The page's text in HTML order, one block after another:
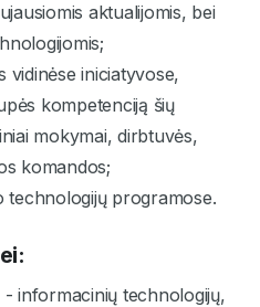
aktualijomis, bei
vidinėse iniciatyvose,
kompetenciją šių
mokymai, dirbtuvės,
komandos;
technologijų programose.
- informacinių technologijų,